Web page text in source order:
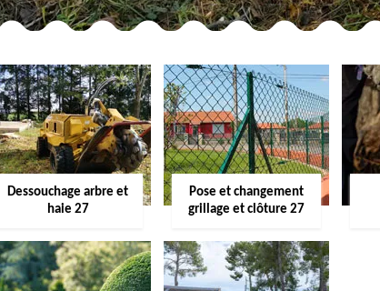
Dessouchage arbre et
haie 27
Pose et changement
grillage et clôture 27